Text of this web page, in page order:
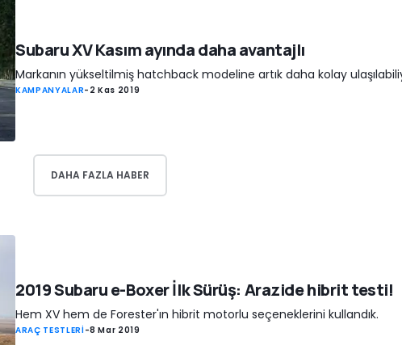
Subaru XV Kasım ayında daha avantajlı
Markanın yükseltilmiş hatchback modeline artık daha kolay
KAMPANYALAR- 2 Kas 2019
DAHA FAZLA HABER
2019 Subaru e-Boxer İlk Sürüş: Arazide hibrit testi!
Hem XV hem de Forester'ın hibrit motorlu seçeneklerini kullandık.
ARAÇ TESTLERİ-8 Mar 2019